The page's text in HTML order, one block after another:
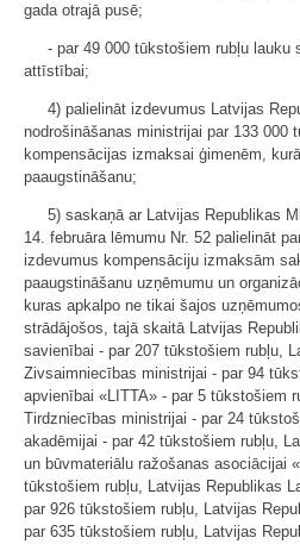
gada otrajā pusē;
- par 49 000 tūkstošiem rubļu lauku
attīstībai;
4) palielināt izdevumus Latvijas
nodrošināšanas ministrijai par 133 000
kompensācijas izmaksai ģimenēm,
paaugstināšanu;
5) saskaņā ar Latvijas Republikas
14. februāra lēmumu Nr. 52 palielināt
izdevumus kompensāciju izmaksām
paaugstināšanu uzņēmumu un
kuras apkalpo ne tikai šajos
strādājošos, tajā skaitā Latvijas
savienībai - par 207 tūkstošiem rubļu,
Zivsaimniecības ministrijai - par 94
apvienībai «LITTA» - par 5 tūkstošiem
Tirdzniecības ministrijai - par 24
akadēmijai - par 42 tūkstošiem rubļu,
un būvmateriālu ražošanas asociācijai
tūkstošiem rubļu, Latvijas Republikas
par 926 tūkstošiem rubļu, Latvijas
par 635 tūkstošiem rubļu, Latvijas